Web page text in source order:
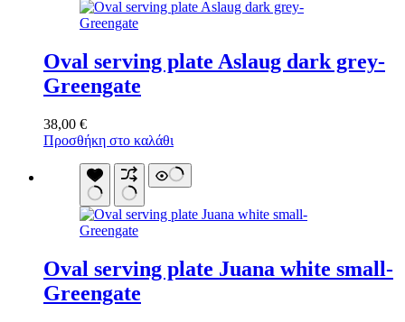
Oval serving plate Aslaug dark grey-
Greengate
38,00 €
Προσθήκη στο καλάθι
Oval serving plate Juana white small-
Greengate